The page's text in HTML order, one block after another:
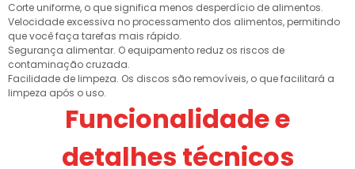
Corte uniforme, o que significa menos desperdício de alimentos.
Velocidade excessiva no processamento dos alimentos, permitindo
que você faça tarefas mais rápido.
Segurança alimentar. O equipamento reduz os riscos de
contaminação cruzada.
Facilidade de limpeza. Os discos são removíveis, o que facilitará a
limpeza após o uso.
Funcionalidade e
detalhes técnicos